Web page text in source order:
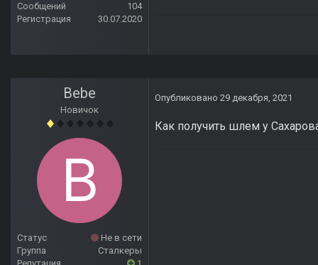
Сообщений
104
Регистрация
30.07.2020
Bebe
Новичок
Статус
Не в сети
Группа
Сталкеры
Опубликовано 29 декабря, 2021
Как получить шлем у